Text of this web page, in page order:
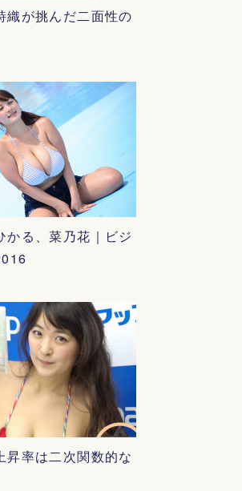
織が挑んだ二面性の
かる、菜乃花｜ビジ
昇率は二次関数的な